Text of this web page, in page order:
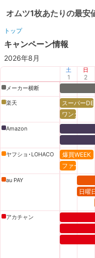
オムツ1枚あたりの最安
トップ
キャンペーン情報
2026年8 月
土
1
日
2
メーカー横断
楽天
スーパー
ワンダフル
Amazon
ヤフショ･LOHACO
爆買WEEK
ファースト
au PAY
日曜
アカチャン